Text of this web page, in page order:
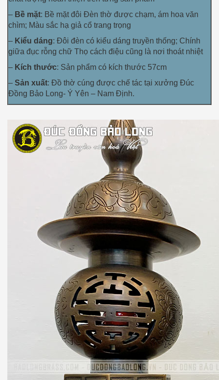
– Bề mặt: Bề mặt đôi Đèn thờ được chạm, ám hoa văn
chìm; Màu sắc hạ giả cổ trang trọng
– Kiểu dáng: Đôi đèn có kiểu dáng truyền thống; Chính
giữa đục rỗng chữ Thọ cách điệu cũng là nơi thoát nhiệt
– Kích thước: Sản phẩm có kích thước 57cm
– Sản xuất: Đồ thờ cúng được chế tác tại xưởng Đúc
Đồng Bảo Long- Ý Yên – Nam Định.